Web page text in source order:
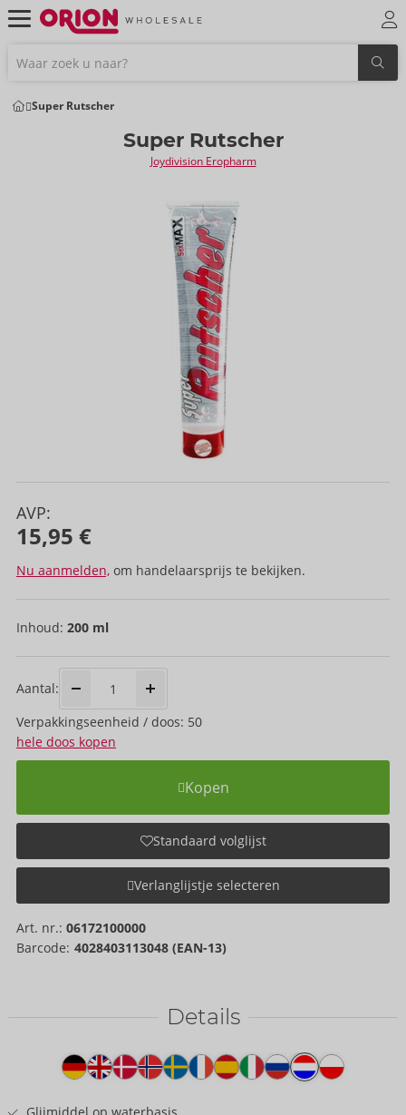
Super Rutscher
Super Rutscher
Joydivision Eropharm
AVP:
15,95 €
Nu aanmelden, om handelaarsprijs te bekijken.
Inhoud: 200 ml
Aantal:
Verpakkings­eenheid / doos: 50
hele doos kopen
Kopen
Standaard volglijst
Verlanglijstje selecteren
Art. nr.: 06172100000
Barcode: 4028403113048 (EAN-13)
Details
Producttekst